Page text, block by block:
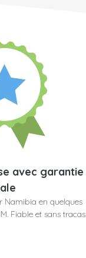
avec garantie
Namibia en quelques
Fiable et sans tracas